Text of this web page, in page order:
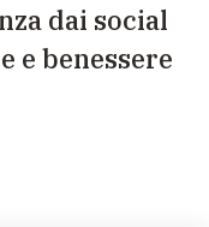
dai social
e benessere